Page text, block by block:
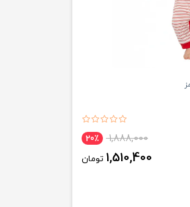
1,888,000 20٪
1,510,400 تومان